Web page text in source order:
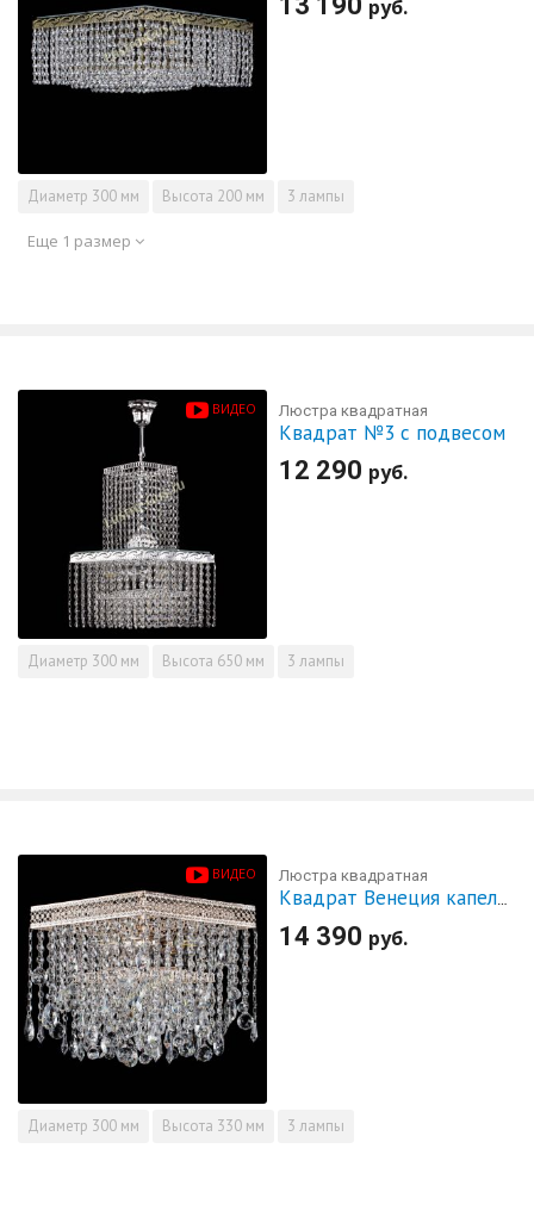
руб.
Диаметр 300 мм Высота 200 мм 3 лампы
Еще 1 размер
ВИДЕО Люстра квадратная
Квадрат №3 с подвесом
12 290 руб.
Диаметр 300 мм Высота 650 мм 3 лампы
ВИДЕО Люстра квадратная
Квадрат Венеция капель №3
14 390 руб.
Диаметр 300 мм Высота 330 мм 3 лампы